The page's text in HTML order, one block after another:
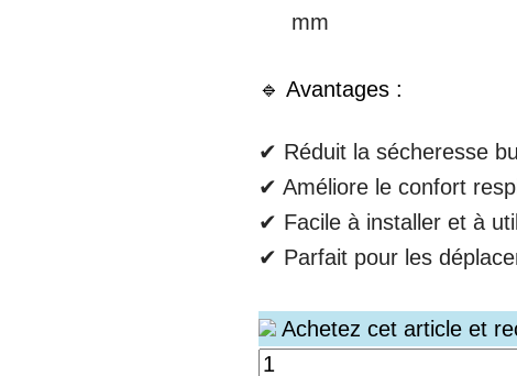
mm
🔹 Avantages :
✔ Réduit la sécheresse
✔ Améliore le confort
✔ Facile à installer et à
✔ Parfait pour les
Achetez cet article et